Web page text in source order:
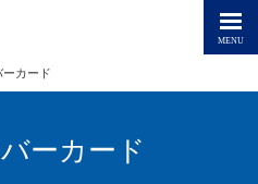
ーカード
ーカード